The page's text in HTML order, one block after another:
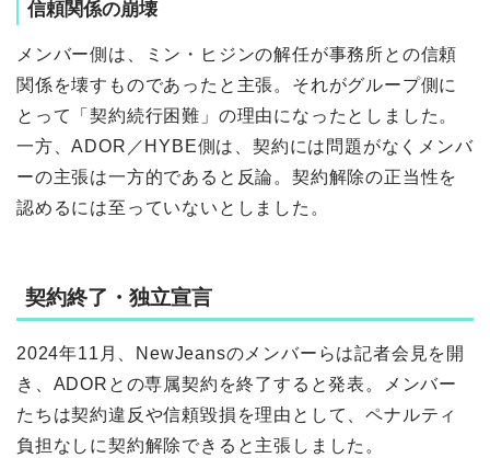
信頼関係の崩壊
メンバー側は、ミン・ヒジンの解任が事務所との信頼
関係を壊すものであったと主張。それがグループ側に
とって「契約続行困難」の理由になったとしました。
一方、ADOR／HYBE側は、契約には問題がなくメンバ
ーの主張は一方的であると反論。契約解除の正当性を
認めるには至っていないとしました。
契約終了・独立宣言
2024年11月、NewJeansのメンバーらは記者会見を開
き、ADORとの専属契約を終了すると発表。メンバー
たちは契約違反や信頼毀損を理由として、ペナルティ
負担なしに契約解除できると主張しました。